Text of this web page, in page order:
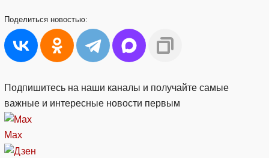
Поделиться новостью:
Подпишитесь на наши каналы и получайте самые
важные и интересные новости первым
Max